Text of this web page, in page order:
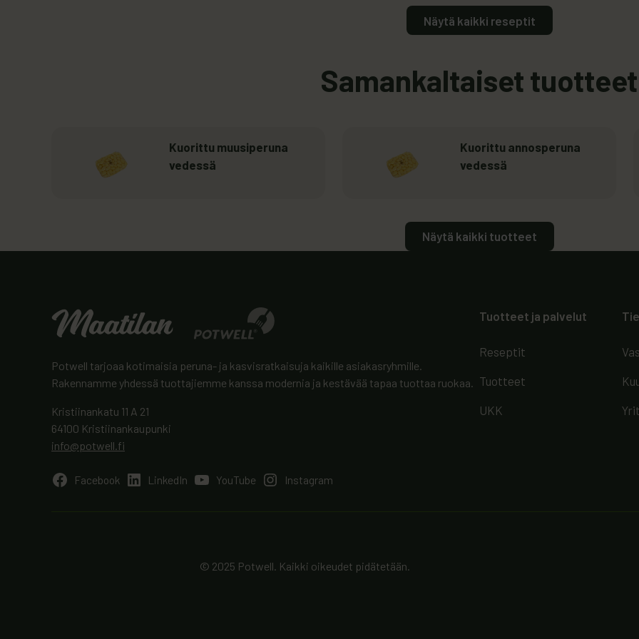
Näytä kaikki reseptit
Samankaltaiset tuotteet
Kuorittu muusiperuna
vedessä
: Kuorittu muusiperuna vedessä
Kuorittu annosperuna
vedessä
: Kuorittu annosperuna vedessä
Näytä kaikki tuotteet
Potwell tarjoaa kotimaisia peruna- ja kasvisratkaisuja kaikille asiakasryhmille.
Rakennamme yhdessä tuottajiemme kanssa modernia ja kestävää tapaa tuottaa ruokaa.
Kristiinankatu 11 A 21
64100 Kristiinankaupunki
info@potwell.fi
Facebook LinkedIn YouTube Instagram
Tuotteet ja palvelut
Reseptit
Tuotteet
UKK
© 2025 Potwell. Kaikki oikeudet pidätetään.